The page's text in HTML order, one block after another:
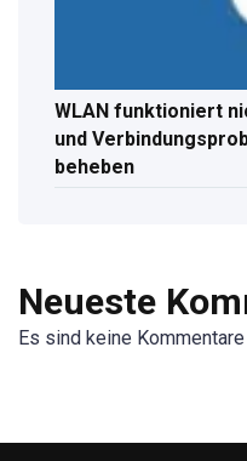
WLAN funktioniert
und
beheben
Neueste
Es sind keine Kommentare